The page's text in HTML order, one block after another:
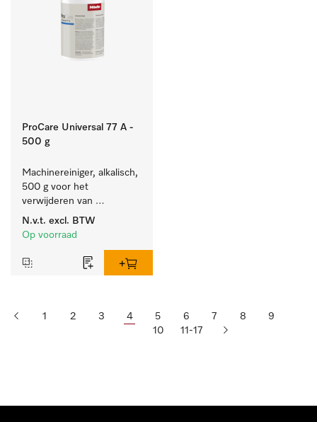
ProCare Universal 77 A -
500 g
Machinereiniger, alkalisch,
500 g voor het
verwijderen van
hardnekkige
zetmeelaanslag.
N.v.t. excl. BTW
Op voorraad
1 2 3 4 5 6 7 8
9
10
11-17